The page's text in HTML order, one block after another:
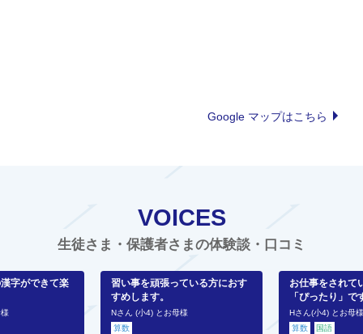
Google マップはこちら
VOICES
生徒さま・保護者さまの体験談・口コミ
字ができて楽
習い事を頑張っている方におす
すめします。
Nさん (小4) とお母様
算数
お仕事をされて
「ぴったり」で
Hさん(小4) とお母
算数
国語